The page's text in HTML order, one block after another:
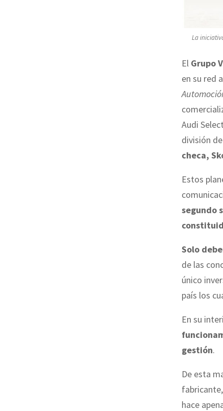
La
El Grupo
en su red
Audi
división
checa,
Estos
segundo
Solo
de las
único
país los
En su
gestión.
De esta
hace